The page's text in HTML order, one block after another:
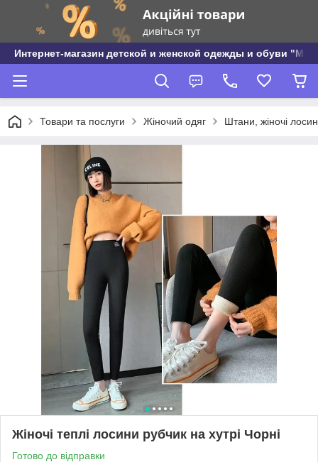
Интернет-магазин детской и женской одежды и обуви
Товари та послуги Жіночий одяг Штани, жіночі
Жіночі теплі лосини рубчик на хутрі Чорні
Готово до відправки